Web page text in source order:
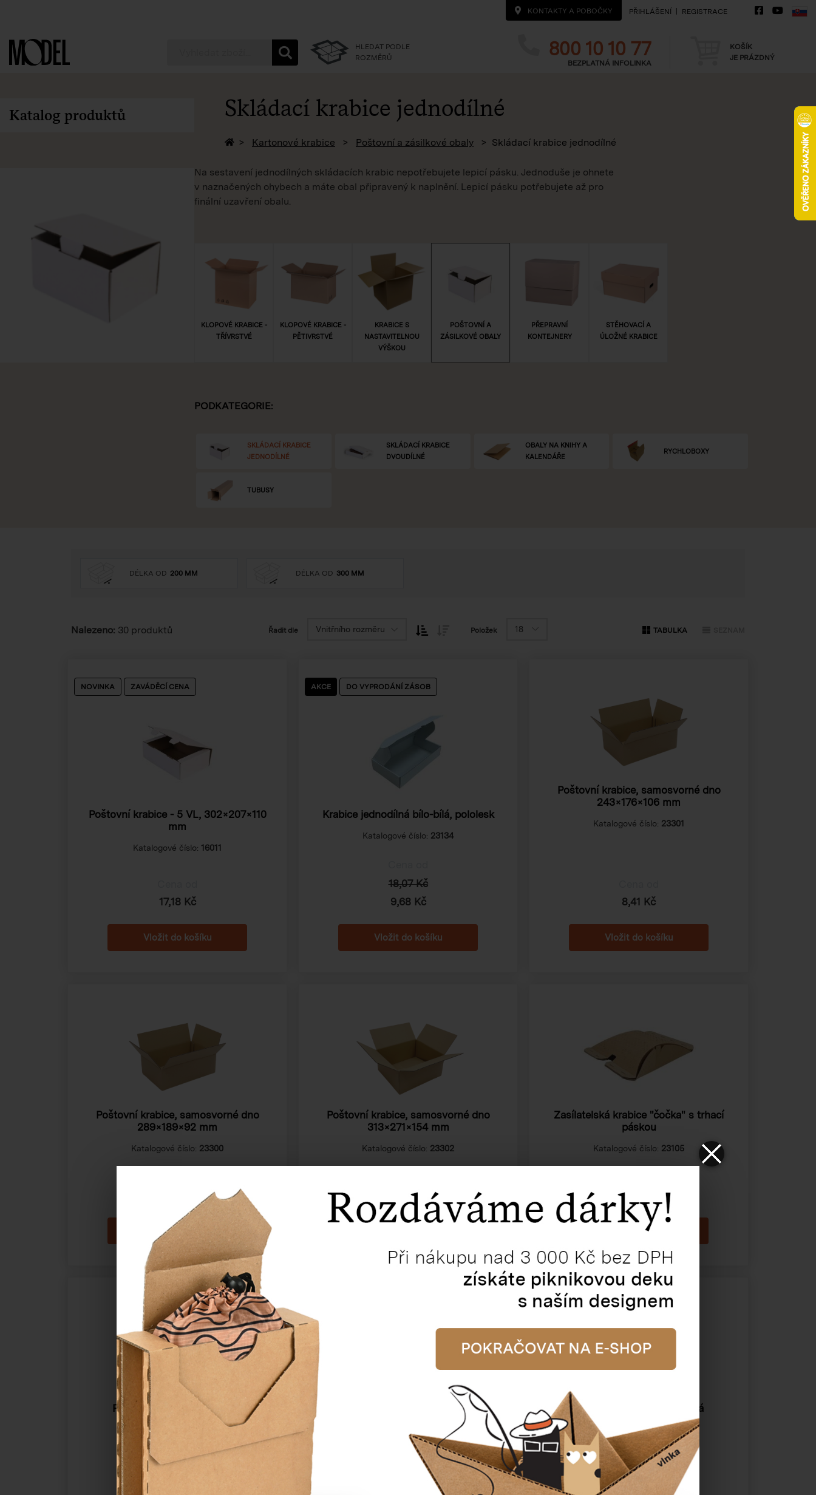
KONTAKTY A POBOČKY PŘIHLÁŠENÍ REGISTRACE
PackShop
HLEDAT PODLE
ROZMĚRŮ
Telefon
800 10 10 77
BEZPLATNÁ INFOLINKA Košík
KOŠÍK
JE PRÁZDNÝ
Katalog produktů Skládací krabice jednodílné
Zpět na homepage
Kartonové krabice Poštovní a zásilkové obaly Skládací krabice jednodílné
Na sestavení jednodílných skládacích krabic nepotřebujete lepicí pásku. Jednoduše je ohnete
v naznačených ohybech a máte obal připravený k naplnění. Lepicí pásku potřebujete až pro
finální uzavření obalu.
KLOPOVÉ KRABICE -
TŘÍVRSTVÉ
KLOPOVÉ KRABICE -
PĚTIVRSTVÉ
KRABICE S
NASTAVITELNOU
VÝŠKOU
POŠTOVNÍ A
ZÁSILKOVÉ OBALY
PŘEPRAVNÍ
KONTEJNERY
STĚHOVACÍ A
ÚLOŽNÉ KRABICE
PODKATEGORIE:
SKLÁDACÍ KRABICE
JEDNODÍLNÉ
SKLÁDACÍ KRABICE
DVOUDÍLNÉ
OBALY NA KNIHY A
KALENDÁŘE
RYCHLOBOXY
TUBUSY
DÉLKA OD 200 MM DÉLKA OD 300 MM
Nalezeno: 30 produktů Řadit dle Vnitřního rozměru Položek 18 TABULKA
NOVINKA ZAVÁDĚCÍ CENA
Poštovní krabice - 5 VL, 302×207×110
mm
Katalogové číslo: 16011
17,18 Kč
AKCE DO VYPRODÁNÍ ZÁSOB
Krabice jednodílná bílo-bílá, pololesk
Katalogové číslo: 23134
18,07 Kč
9,68 Kč
Poštovní krabice, samosvorné dno
243×176×106 mm
Katalogové číslo: 23301
8,41 Kč
Poštovní krabice, samosvorné dno
289×189×92 mm
Katalogové číslo: 23300
Poštovní krabice, samosvorné dno
313×271×154 mm
Katalogové číslo: 23302
15,97 Kč
Zasílatelská krabice "čočka" s trhací
páskou
Katalogové číslo: 23105
39,45 Kč
Papírová krabice jednodílná
93×93×30 mm
Katalogové číslo:
Papírová krabice jednodílná
Katalogové číslo:23246
Cena od
Papírová krabice jednodílná
122×122×40 mm
Katalogové číslo: 23245
Cena od